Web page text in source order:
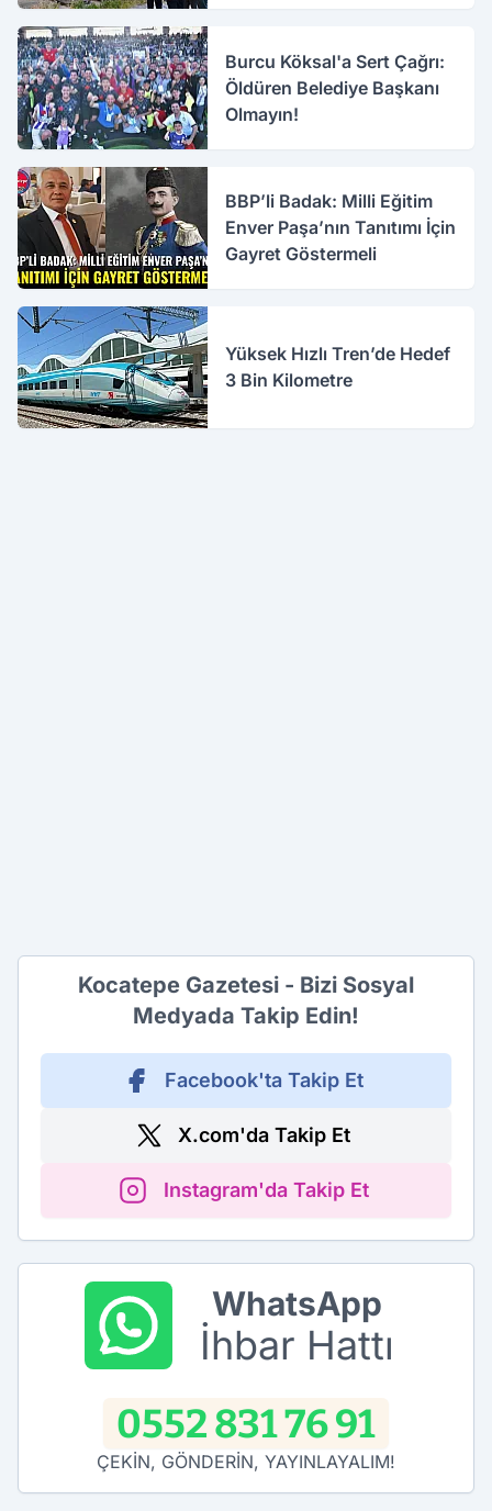
Burcu Köksal'a Sert Çağrı:
Öldüren Belediye Başkanı
Olmayın!
BBP’li Badak: Milli Eğitim
Enver Paşa’nın Tanıtımı İçin
Gayret Göstermeli
Yüksek Hızlı Tren’de Hedef
3 Bin Kilometre
Kocatepe Gazetesi - Bizi Sosyal
Medyada Takip Edin!
Facebook'ta Takip Et
X.com'da Takip Et
Instagram'da Takip Et
WhatsApp
İhbar Hattı
0552 831 76 91
ÇEKİN, GÖNDERİN, YAYINLAYALIM!